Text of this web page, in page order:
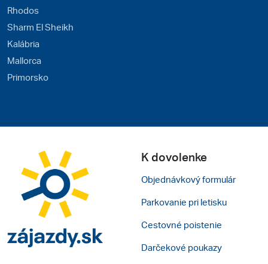
Rhodos
Sharm El Sheikh
Kalábria
Mallorca
Primorsko
K dovolenke
Objednávkový formulár
Parkovanie pri letisku
Cestovné poistenie
Darčekové poukazy